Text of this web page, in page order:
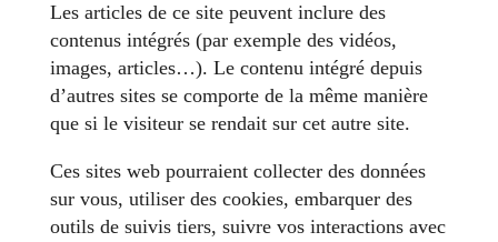
Les articles de ce site peuvent inclure des
contenus intégrés (par exemple des vidéos,
images, articles…). Le contenu intégré depuis
d’autres sites se comporte de la même manière
que si le visiteur se rendait sur cet autre site.
Ces sites web pourraient collecter des données
sur vous, utiliser des cookies, embarquer des
outils de suivis tiers, suivre vos interactions avec